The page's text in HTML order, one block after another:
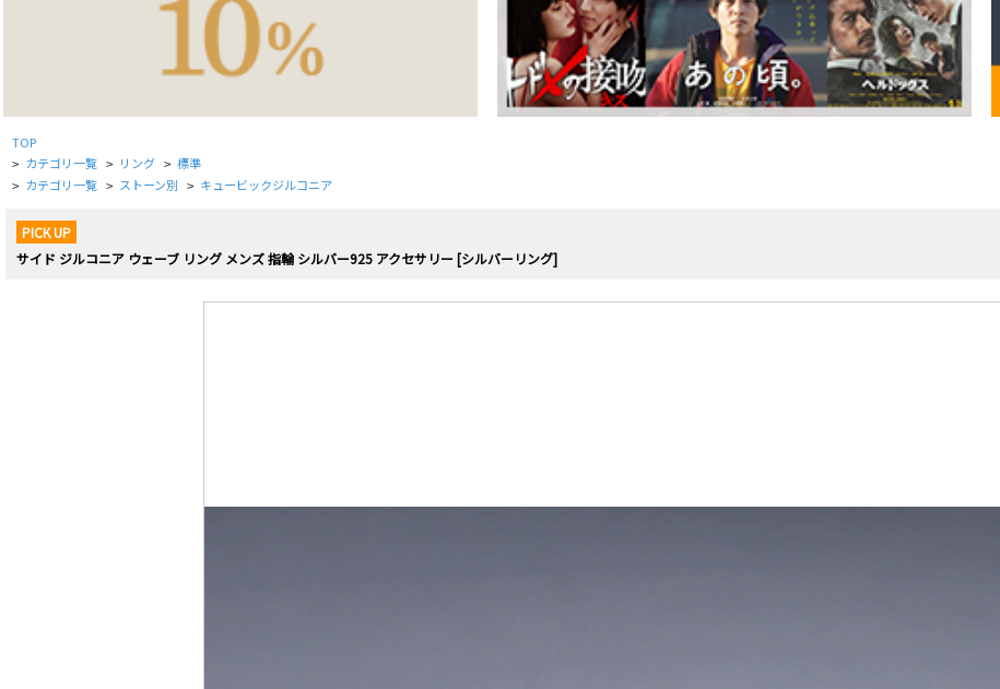
TOP
> カテゴリ一覧 > リング > 標準
> カテゴリ一覧 > ストーン別 > キュービックジルコニア
PICK UP
サイド ジルコニア ウェーブ リング メンズ 指輪 シルバー925 アクセサリー [シルバーリング]